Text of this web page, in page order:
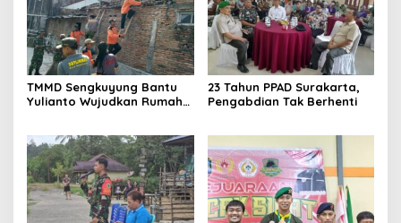
TMMD Sengkuyung Bantu
Yulianto Wujudkan Rumah
23 Tahun PPAD Surakarta,
Pengabdian Tak Berhenti